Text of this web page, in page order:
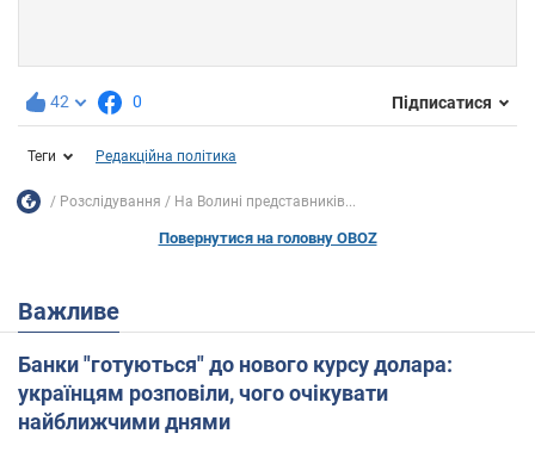
42 0 Підписатися
Теги Редакційна політика
Розслідування На Волині представників...
Повернутися на головну OBOZ
Важливе
Банки "готуються" до нового курсу долара:
українцям розповіли, чого очікувати
найближчими днями